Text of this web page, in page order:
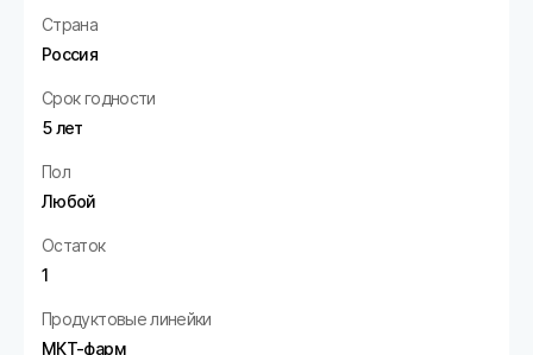
Страна
Россия
Срок годности
5 лет
Пол
Любой
Остаток
1
Продуктовые линейки
МКТ-фарм